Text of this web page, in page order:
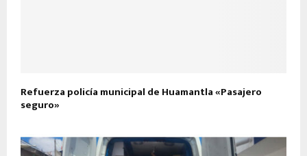
Refuerza policía municipal de Huamantla «Pasajero
seguro»